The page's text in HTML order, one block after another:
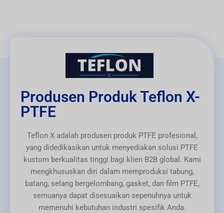
Produsen Produk Teflon X-
PTFE
Teflon X adalah produsen produk PTFE profesional,
yang didedikasikan untuk menyediakan solusi PTFE
kustom berkualitas tinggi bagi klien B2B global. Kami
mengkhususkan diri dalam memproduksi tabung,
batang, selang bergelombang, gasket, dan film PTFE,
semuanya dapat disesuaikan sepenuhnya untuk
memenuhi kebutuhan industri spesifik Anda.